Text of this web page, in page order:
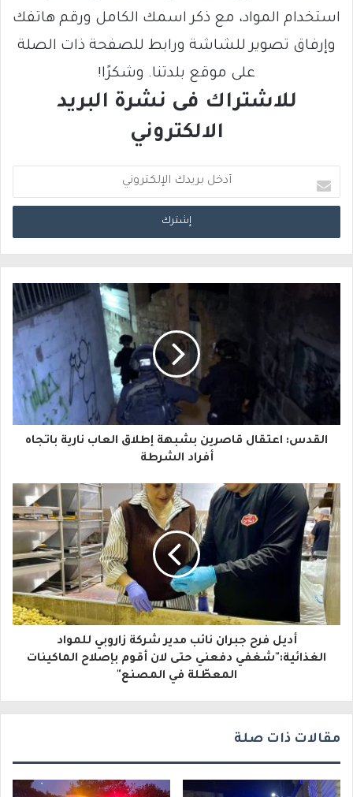
استخدام المواد، مع ذكر اسمك الكامل ورقم هاتفك
وإرفاق تصوير للشاشة ورابط للصفحة ذات الصلة
على موقع بلدتنا. وشكرًا!
للاشتراك فى نشرة البريد
الالكتروني
د
خ
ي
د
ك
ا
إ
ل
ك
ت
ر
القدس: اعتقال قاصرين بشبهة إطلاق العاب نارية باتجاه
أفراد الشرطة
أديل فرح جبران نائب مدير شركة زاروبي للمواد
الغذائية:"شغفي دفعني حتى لان أقوم بإصلاح الماكينات
المعطّلة في المصنع"
مقالات ذات صلة